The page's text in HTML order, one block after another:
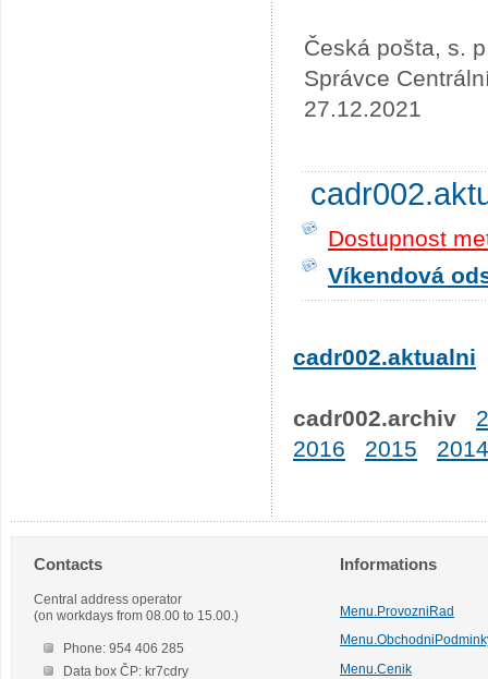
Česká pošta, s.
Správce
27.12.2021
Dostupnost
Víkendová
cadr002.aktualni
cadr002.archiv
2016
2015 2014
Contacts
Central address operator
(on workdays from 08.00 to 15.00.)
Phone: 954 406 285
Data box ČP: kr7cdry
Informations
Menu.ProvozniRad
Menu.Cenik